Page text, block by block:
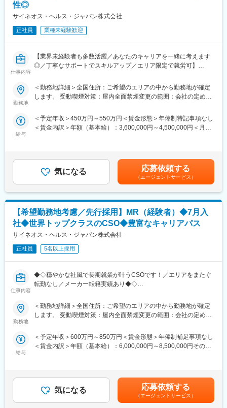
ック・医療機器などの全てのプロジェクトが対象です
せていただきます
・世界100以上の国と地域／8万人の社員が、医薬品の臨床開発～
プロモーションに携わり、市場を流通するほぼすべての医薬品に
・日本においても業界トップシェアを誇り、常時100以上のPJが
稼働しています
■当社の魅力
・研修体制：製品研修、スキル研修、学術研修と、国内最大手だ
からこそ仕事に必要な知識やスキルをしっかりと身に付けられる
ル人材を育成する研修制度を整備しています。
・充実の待遇：同業他社の中でも平均給与の高さや日当の支給の
他、退職金や団体保険制度など福利厚生が充実しています。長期
タベース、ネットワークで多様なニーズにこたえるサービス展開
をしています。MRの現在のあり方だけでなく、プラスαの付加価
値が必要と捉え、従業員のキャリア開発、豊富なプロジェクトの
変更の範囲：会社の定める業務
性◎
サイネオス・ヘルス・ジャパン株式会社
正社員 業種未経験歓迎
仕事内容
【業界未経験者も多数活躍／あなたのキャリアを一緒に考えます
◎／丁寧なサポートでスキルアップ／エリア限定で就労可】
■業務内容
医療機器の営業担当者として、基幹病院などの医師や看護師など
・身につくスキル
専門家へ提案・交渉する力を磨けます。単に説明する力だけでな
■キャリアパス：
志向性や身につけたいスキルに応じて様々なキャリアパスがあり
ます。
・1つの領域（心臓外科や整形外科など）を極める
・複数のプロジェクトに参画して経験を広げる
・本社スタッフ（プロジェクトマネージャー、採用、研修担当）
など、様々な可能性を探ることができるのが大きな魅力です。
能です！配属先メーカーからオファーを受けた場合は、メーカー
直雇用へ転籍するチャンスもあります。
論可能です。）
・転勤は東北・関東などエリア単位内で限定することができ、一
医療機器・製薬メーカーのセールス領域を支援する業種です。自
社の社員を取引先企業に派遣し、派遣先の営業として活躍いただ
■研修体制
プロジェクトごとに異なりますが、同社または配属先のメーカー
にて研修が十分にございます。
勤務地
＜勤務地詳細＞全国住所：ご希望のエリアの中から勤務地が確定
します。 受動喫煙対策：屋内全面禁煙変更の範囲：会社の定める
給与
＜予定年収＞450万円～550万円＜賃金形態＞年俸制特記事項なし
＜賃金内訳＞年額（基本給）：3,600,000円～4,500,000円＜月額
として、同社が拠出します賃金はあくまでも目安の金額であり、
選考を通じて上下する可能性があります。月給(月額)は固定手当を
含めた表記です。
気になる 応募依頼する
（エージェントサービス）
【希望勤務地考慮／先行採用】MR（経験者）◆7月入
社◆世界トップクラスのCSO◆豊富なキャリアパス
サイネオス・ヘルス・ジャパン株式会社
正社員 5名以上採用
仕事内容
◆◇穏やかな社風で長期就業が叶うCSOです！／エリアをまたぐ
転勤なし／メーカー転籍実績あり◆◇
【業務内容】
大手製薬会社などを中心としたクライアントのプロジェクトへの
報を収集を行っていただきます。
勤務地はご本人様の希望を鑑み決定致します。（セカンドPJ以降
も極力勤務地を考慮させていただきます）
※プロジェクトの状況によっては、選考保留（ご紹介できるプロジ
勤務地
＜勤務地詳細＞全国住所：ご希望のエリアの中から勤務地が確定
します。 受動喫煙対策：屋内全面禁煙変更の範囲：会社の定める
給与
＜予定年収＞600万円～850万円＜賃金形態＞年俸制補足事項なし
＜賃金内訳＞年額（基本給）：6,000,000円～8,500,000円その他
一時金：10万円（四半期に1回、10万円程度支給）※ただし支給条
件有。賃金はあくまでも目安の金額であり、選考を通じて上下す
る可能性があります。月給(月額)は固定手当を含めた表記です。
気になる 応募依頼する
（エージェントサービス）